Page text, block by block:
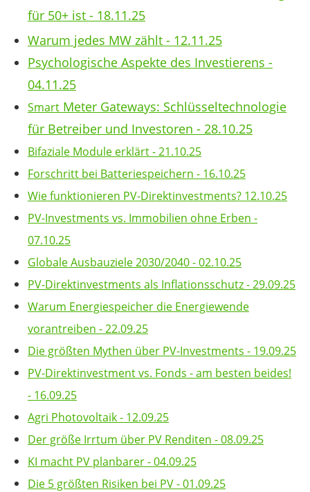
für 50+ ist - 18.11.25
Warum jedes MW zählt - 12.11.25
Psychologische Aspekte des Investierens -
04.11.25
Smart Meter Gateways: Schlüsseltechnologie
für Betreiber und Investoren - 28.10.25
Bifaziale Module erklärt - 21.10.25
Forschritt bei Batteriespeichern - 16.10.25
Wie funktionieren PV-Direktinvestments? 12.10.25
PV-Investments vs. Immobilien ohne Erben -
07.10.25
Globale Ausbauziele 2030/2040 - 02.10.25
PV-Direktinvestments als Inflationsschutz - 29.09.25
Warum Energiespeicher die Energiewende
vorantreiben - 22.09.25
Die größten Mythen über PV-Investments - 19.09.25
PV-Direktinvestment vs. Fonds - am besten beides!
- 16.09.25
Agri Photovoltaik - 12.09.25
Der größe Irrtum über PV Renditen - 08.09.25
KI macht PV planbarer - 04.09.25
Die 5 größten Risiken bei PV - 01.09.25